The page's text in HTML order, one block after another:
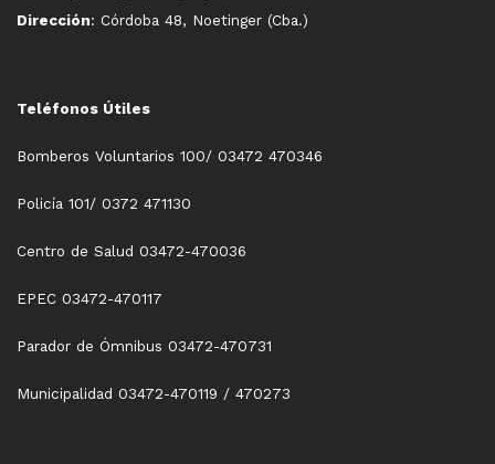
Dirección: Córdoba 48, Noetinger (Cba.)
Teléfonos Útiles
Bomberos Voluntarios 100/ 03472 470346
Policía 101/ 0372 471130
Centro de Salud 03472-470036
EPEC 03472-470117
Parador de Ómnibus 03472-470731
Municipalidad 03472-470119 / 470273